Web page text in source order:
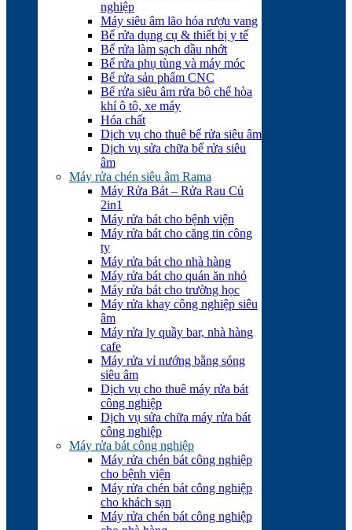
nghiệp
Máy siêu âm lão hóa rượu vang
Bể rửa dụng cụ & thiết bị y tế
Bể rửa làm sạch dầu nhớt
Bể rửa phụ tùng và máy móc
Bể rửa sản phẩm CNC
Bể rửa siêu âm rửa bộ chế hòa
khí ô tô, xe máy
Hóa chất
Dịch vụ cho thuê bể rửa siêu âm
Dịch vụ sửa chữa bể rửa siêu
âm
Máy rửa chén siêu âm Rama
Máy Rửa Bát – Rửa Rau Củ
2in1
Máy rửa bát cho bệnh viện
Máy rửa bát cho căng tin công
ty
Máy rửa bát cho nhà hàng
Máy rửa bát cho quán ăn nhỏ
Máy rửa bát cho trường học
Máy rửa khay công nghiệp siêu
âm
Máy rửa ly quầy bar, nhà hàng
cafe
Máy rửa vỉ nướng bằng sóng
siêu âm
Dịch vụ cho thuê máy rửa bát
công nghiệp
Dịch vụ sửa chữa máy rửa bát
công nghiệp
Máy rửa bát công nghiệp
Máy rửa chén bát công nghiệp
cho bệnh viện
Máy rửa chén bát công nghiệp
cho khách sạn
Máy rửa chén bát công nghiệp